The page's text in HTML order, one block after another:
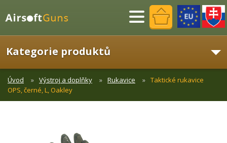
Menu
Kategorie produktů
Úvod Výstroj a doplňky Rukavice
Taktické rukavice
OPS, černé, L, Oakley